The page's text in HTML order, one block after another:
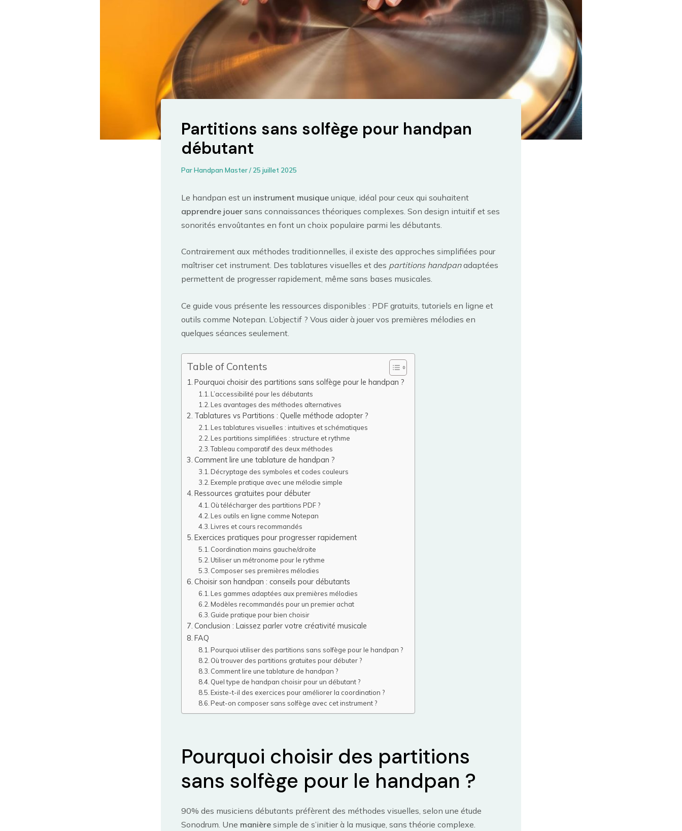
Partitions sans solfège pour handpan
débutant
ParHandpan Master/ 25 juillet 2025
Le handpan est un instrument musique unique, idéal pour ceux qui souhaitent
apprendre jouer sans connaissances théoriques complexes. Son design intuitif et ses
sonorités envoûtantes en font un choix populaire parmi les débutants.
Contrairement aux méthodes traditionnelles, il existe des approches simplifiées pour
maîtriser cet instrument. Des tablatures visuelles et des partitions handpanadaptées
permettent de progresser rapidement, même sans bases musicales.
Ce guide vous présente les ressources disponibles : PDF gratuits, tutoriels en ligne et
outils comme Notepan. L’objectif ? Vous aider à jouer vos premières mélodies en
quelques séances seulement.
Table of Contents
Pourquoi choisir des partitions sans solfège pour le handpan ?
L’accessibilité pour les débutants
Les avantages des méthodes alternatives
Tablatures vs Partitions : Quelle méthode adopter ?
Les tablatures visuelles : intuitives et schématiques
Les partitions simplifiées : structure et rythme
Tableau comparatif des deux méthodes
Comment lire une tablature de handpan ?
Décryptage des symboles et codes couleurs
Exemple pratique avec une mélodie simple
Ressources gratuites pour débuter
Où télécharger des partitions PDF ?
Les outils en ligne comme Notepan
Livres et cours recommandés
Exercices pratiques pour progresser rapidement
Coordination mains gauche/droite
Utiliser un métronome pour le rythme
Composer ses premières mélodies
Choisir son handpan : conseils pour débutants
Les gammes adaptées aux premières mélodies
Modèles recommandés pour un premier achat
Guide pratique pour bien choisir
Conclusion : Laissez parler votre créativité musicale
FAQ
Pourquoi utiliser des partitions sans solfège pour le handpan ?
Où trouver des partitions gratuites pour débuter ?
Comment lire une tablature de handpan ?
Quel type de handpan choisir pour un débutant ?
Existe-t-il des exercices pour améliorer la coordination ?
Peut-on composer sans solfège avec cet instrument ?
Pourquoi choisir des partitions
sans solfège pour le handpan ?
90% des musiciens débutants préfèrent des méthodes visuelles, selon une étude
Sonodrum. Une manière simple de s’initier à la musique, sans théorie complexe.